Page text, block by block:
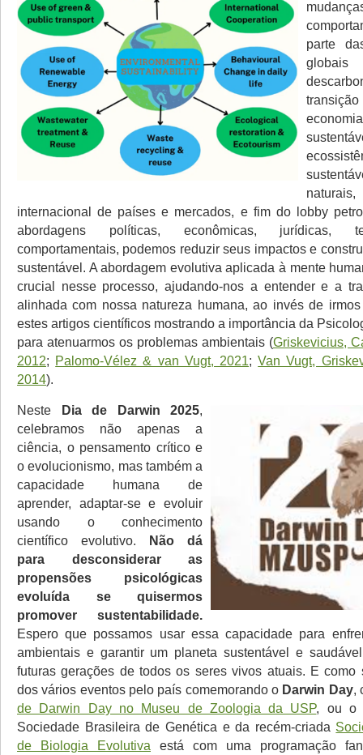
parte
internacional de países e mercados, e fim do lobby
abordagens políticas, econômicas, jurídicas,
comportamentais, podemos reduzir seus impactos e
sustentável. A abordagem evolutiva aplicada à mente
crucial nesse processo, ajudando-nos a entender e a
alinhada com nossa natureza humana, ao invés de
estes artigos científicos mostrando a importância da
para atenuarmos os problemas ambientais (Griskevicius,
2012; Palomo-Vélez & van Vugt, 2021;Van Vugt,
2014).
Neste Dia de Darwin 2025,
celebramos não apenas a
ciência, o pensamento crítico e
o evolucionismo, mas também a
capacidade humana de
aprender, adaptar-se e evoluir
usando o conhecimento
científico evolutivo. Não dá
para desconsiderar as
propensões psicológicas
evoluída se quisermos
promover sustentabilidade.
Espero que possamos usar essa capacidade para
ambientais e garantir um planeta sustentável e
futuras gerações de todos os seres vivos atuais. E como
dos vários eventos pelo país comemorando o Darwin Day,
de Darwin Day no Museu de Zoologia da USP, ou
Sociedade Brasileira de Genética e da recém-criada
de Biologia Evolutiva está com uma programação